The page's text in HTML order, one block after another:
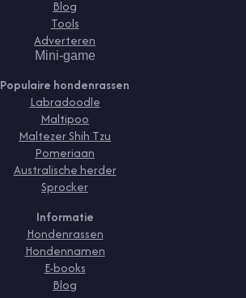
Blog
Tools
Adverteren
Mini-game
Populaire hondenrassen
Labradoodle
Maltipoo
Maltezer Shih Tzu
Pomeriaan
Australische herder
Sprocker
Informatie
Hondenrassen
Hondennamen
E-books
Blog